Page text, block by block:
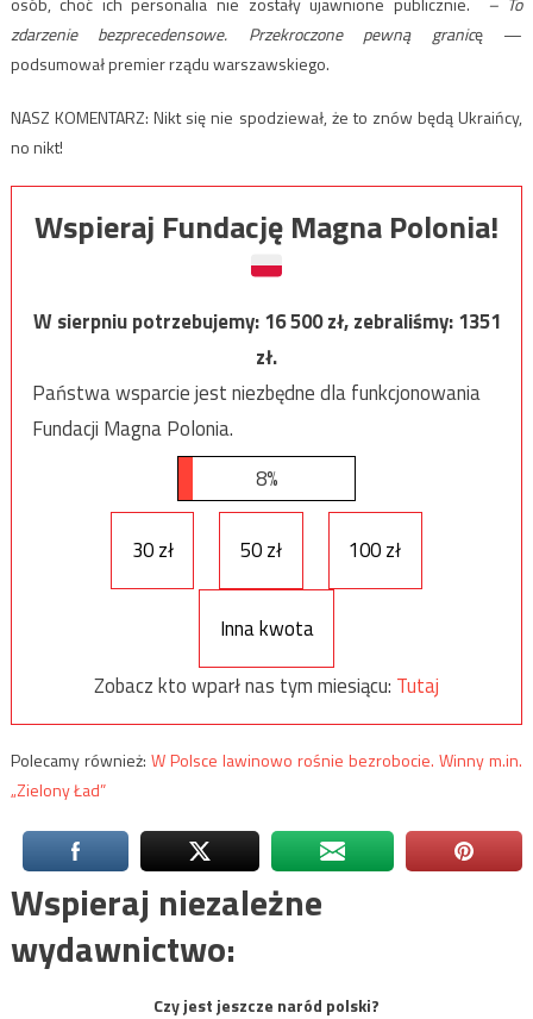
zdarzenie bezprecedensowe. Przekroczone pewną granicę —
podsumował premier rządu warszawskiego.
NASZ KOMENTARZ: Nikt się nie spodziewał, że to znów będą Ukraińcy,
no nikt!
Wspieraj Fundację Magna Polonia!
W sierpniu potrzebujemy:16 500zł, zebraliśmy:1351
zł.
Państwa wsparcie jest niezbędne dla funkcjonowania
Fundacji Magna Polonia.
8%
30 zł 50 zł 100 zł
Inna kwota
Zobacz kto wparł nas tym miesiącu: Tutaj
Polecamy również: W Polsce lawinowo rośnie bezrobocie. Winny m.in.
„Zielony Ład”
Wspieraj niezależne
wydawnictwo:
Czy jest jeszcze naród polski?